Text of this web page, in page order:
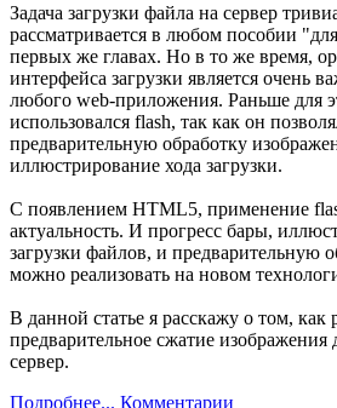
Задача загрузки файла на сервер
рассматривается в любом пособии
первых же главах. Но в то же время,
интерфейса загрузки является очень
любого web-приложения. Раньше для
использовался flash, так как он
предварительную обработку
иллюстрирование хода загрузки.
С появлением HTML5, применение
актуальность. И прогресс бары,
загрузки файлов, и предварительную
можно реализовать на новом
В данной статье я расскажу о том, как
предварительное сжатие изображения
сервер.
Подробнее... Комментарии